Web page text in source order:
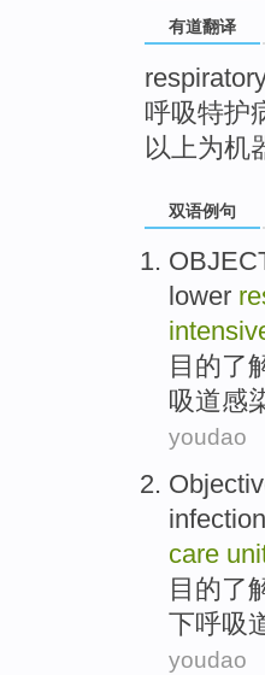
有道翻译
呼吸特护
以上为机
双语例句
lower
目的了
吸道感
youdao
infection
care
目的了
下呼吸
youdao